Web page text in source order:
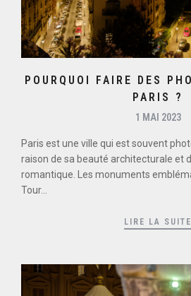
POURQUOI FAIRE DES
PARIS ?
1 MAI 2023
Paris est une ville qui est souvent
raison de sa beauté architecturale et
romantique. Les monuments
Tour...
LIRE LA SUITE